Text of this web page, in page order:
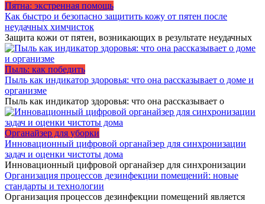
Пятна: экстренная помощь
Как быстро и безопасно защитить кожу от пятен после
неудачных химчисток
Защита кожи от пятен, возникающих в результате неудачных
Пыль: как победить
Пыль как индикатор здоровья: что она рассказывает о доме и
организме
Пыль как индикатор здоровья: что она рассказывает о
Органайзер для уборки
Инновационный цифровой органайзер для синхронизации
задач и оценки чистоты дома
Инновационный цифровой органайзер для синхронизации
Организация процессов дезинфекции помещений: новые
стандарты и технологии
Организация процессов дезинфекции помещений является